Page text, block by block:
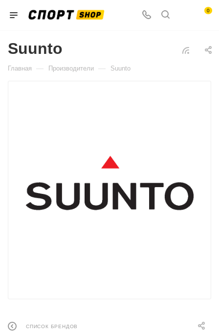
0
Suunto
Главная — Производители — Suunto
СПИСОК БРЕНДОВ